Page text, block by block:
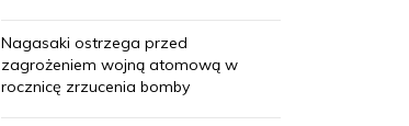
Nagasaki ostrzega przed
zagrożeniem wojną atomową w
rocznicę zrzucenia bomby